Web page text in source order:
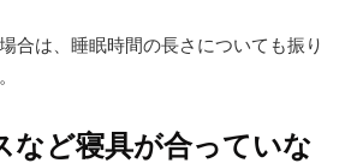
合は、睡眠時間の長さについても振り
ど寝具が合っていな